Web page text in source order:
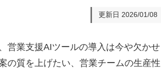
資料
道場
ジェント
更新日 2026/01/08
営業支援AIツールの導入は今や欠かせ
の質を上げたい、営業チームの生産性